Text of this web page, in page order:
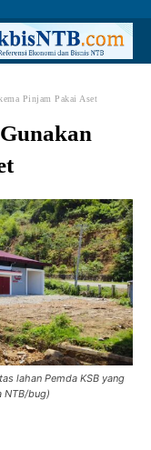
Pinjam Pakai Aset
lahan Pemda KSB yang
NTB/bug)